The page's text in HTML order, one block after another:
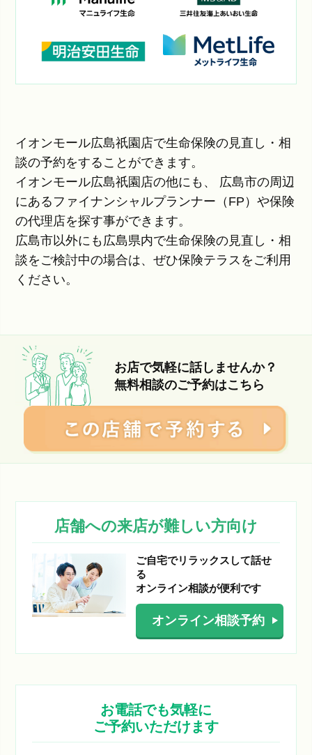
イオンモール広島祇園店で生命保険の見直し・相
談の予約をすることができます。
イオンモール広島祇園店の他にも、 広島市の周辺
にあるファイナンシャルプランナー（FP）や保険
の代理店を探す事ができます。
広島市以外にも広島県内で生命保険の見直し・相
談をご検討中の場合は、ぜひ保険テラスをご利用
ください。
お店で気軽に話しませんか？
無料相談のご予約はこちら
店舗への来店が難しい方向け
ご自宅でリラックスして話せ
る
オンライン相談が便利です
オンライン相談予約
お電話でも気軽に
ご予約いただけます